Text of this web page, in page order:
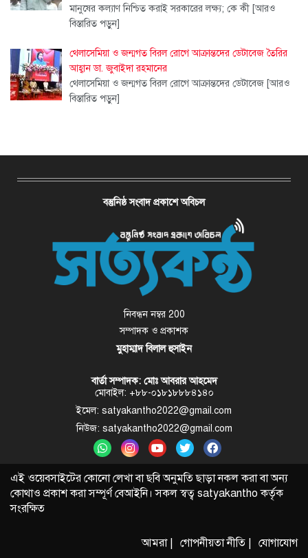
মানুষের কল্যাণ নিশ্চিত করাই সরকারের লক্ষ্য; কে কী [আরও
বিস্তারিত পড়ুন]
থেলাসেমিয়া ও জন্মগত বিরল রোগে আক্রান্তদের ডেটাবেজ তৈরির
আহ্বান ডা. জুবাইদা রহমানের
থেলাসেমিয়া ও জন্মগত বিরল রোগে আক্রান্তদের ডেটাবেজ [আরও
বিস্তারিত পড়ুন]
বস্তুনিষ্ঠ সংবাদ প্রকাশে অবিচল
নিবন্ধন নম্বর 200
সম্পাদক ও প্রকাশক
মুহাম্মাদ বিলাল হুসাইন
বার্তা সম্পাদক: মোঃ আবরার আহমেদ
মোবাইল: +৮৮-০১৮১৮৮৮৪১৪০
ইমেল: satyakantho2022@gmail.com
নিউজ: satyakantho2022@gmail.com
এই ওয়েবসাইটের কোনো লেখা বা ছবি অনুমতি ছাড়া নকল করা বা অন্য
কোথাও প্রকাশ করা সম্পূর্ণ বেআইনি। সকল স্বত্ব satyakantho কর্তৃক
সংরক্ষিত
আমরা | গোপনীয়তা নীতি | যোগাযোগ